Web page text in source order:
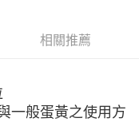
相關推薦
一般蛋黃之使用方